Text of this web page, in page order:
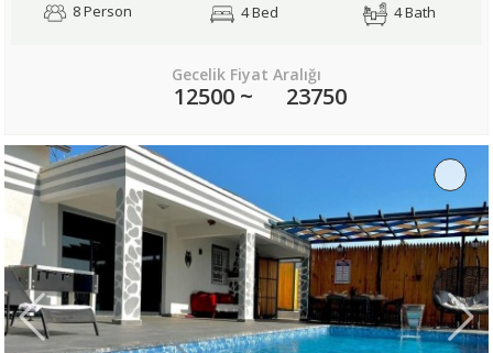
8 Person 4 Bed 4 Bath
Gecelik Fiyat Aralığı
12500 ~ 23750